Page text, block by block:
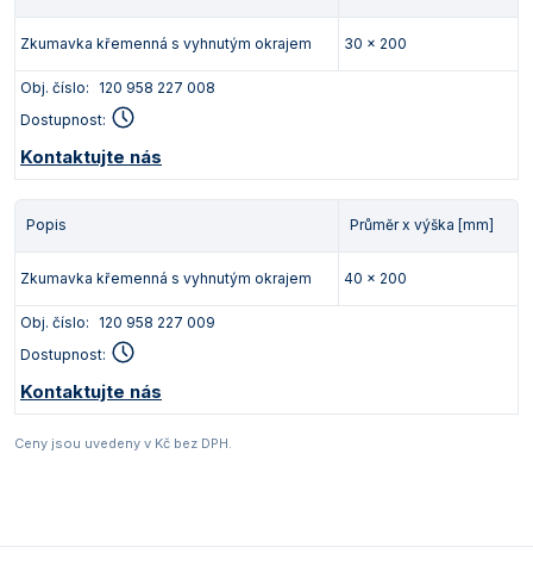
Zkumavka křemenná s vyhnutým okrajem 30 x 200
Obj. číslo:
120 958 227 008
Dostupnost:
Kontaktujte nás
Popis Průměr x výška [mm]
Zkumavka křemenná s vyhnutým okrajem 40 x 200
Obj. číslo:
120 958 227 009
Dostupnost:
Kontaktujte nás
Ceny jsou uvedeny v Kč bez DPH.